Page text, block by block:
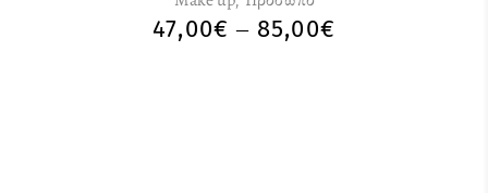
47,00€ – 85,00€